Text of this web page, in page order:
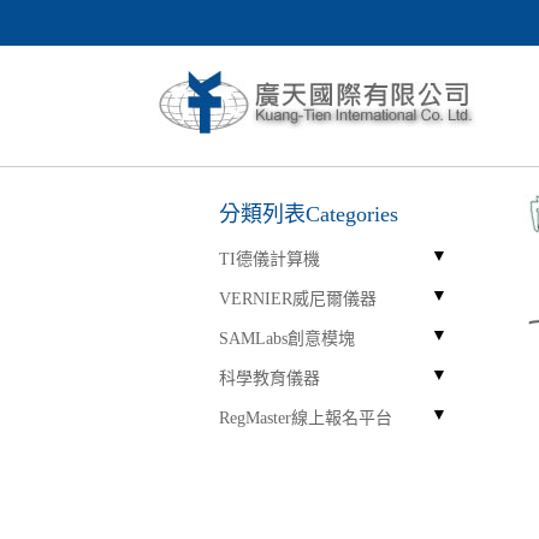
分類列表Categories
TI德儀計算機
VERNIER威尼爾儀器
SAMLabs創意模塊
科學教育儀器
RegMaster線上報名平台